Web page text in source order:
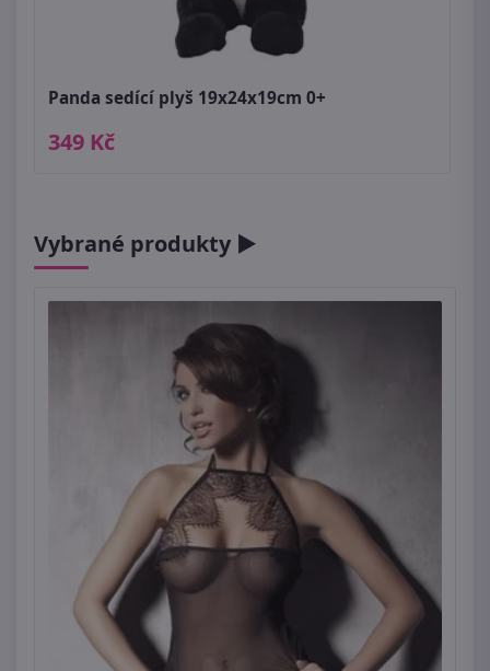
Panda sedící plyš 19x24x19cm 0+
349 Kč
Vybrané produkty ►